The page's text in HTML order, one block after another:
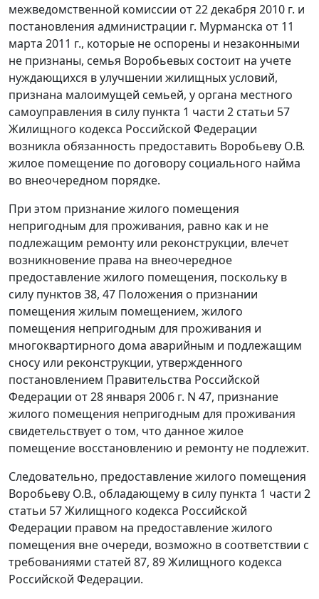
межведомственной комиссии от 22 декабря 2010 г. и
постановления администрации г. Мурманска от 11
марта 2011 г., которые не оспорены и незаконными
не признаны, семья Воробьевых состоит на учете
нуждающихся в улучшении жилищных условий,
признана малоимущей семьей, у органа местного
самоуправления в силу пункта 1 части 2 статьи 57
Жилищного кодекса Российской Федерации
возникла обязанность предоставить Воробьеву О.В.
жилое помещение по договору социального найма
во внеочередном порядке.
При этом признание жилого помещения
непригодным для проживания, равно как и не
подлежащим ремонту или реконструкции, влечет
возникновение права на внеочередное
предоставление жилого помещения, поскольку в
силу пунктов 38, 47 Положения о признании
помещения жилым помещением, жилого
помещения непригодным для проживания и
многоквартирного дома аварийным и подлежащим
сносу или реконструкции, утвержденного
постановлением Правительства Российской
Федерации от 28 января 2006 г. N 47, признание
жилого помещения непригодным для проживания
свидетельствует о том, что данное жилое
помещение восстановлению и ремонту не подлежит.
Следовательно, предоставление жилого помещения
Воробьеву О.В., обладающему в силу пункта 1 части 2
статьи 57Жилищного кодекса Российской
Федерации правом на предоставление жилого
помещения вне очереди, возможно в соответствии с
требованиями статей 87, 89Жилищного кодекса
Российской Федерации.